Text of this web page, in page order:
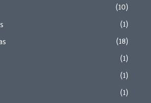
(10)
(1)
(18)
(1)
(1)
(1)